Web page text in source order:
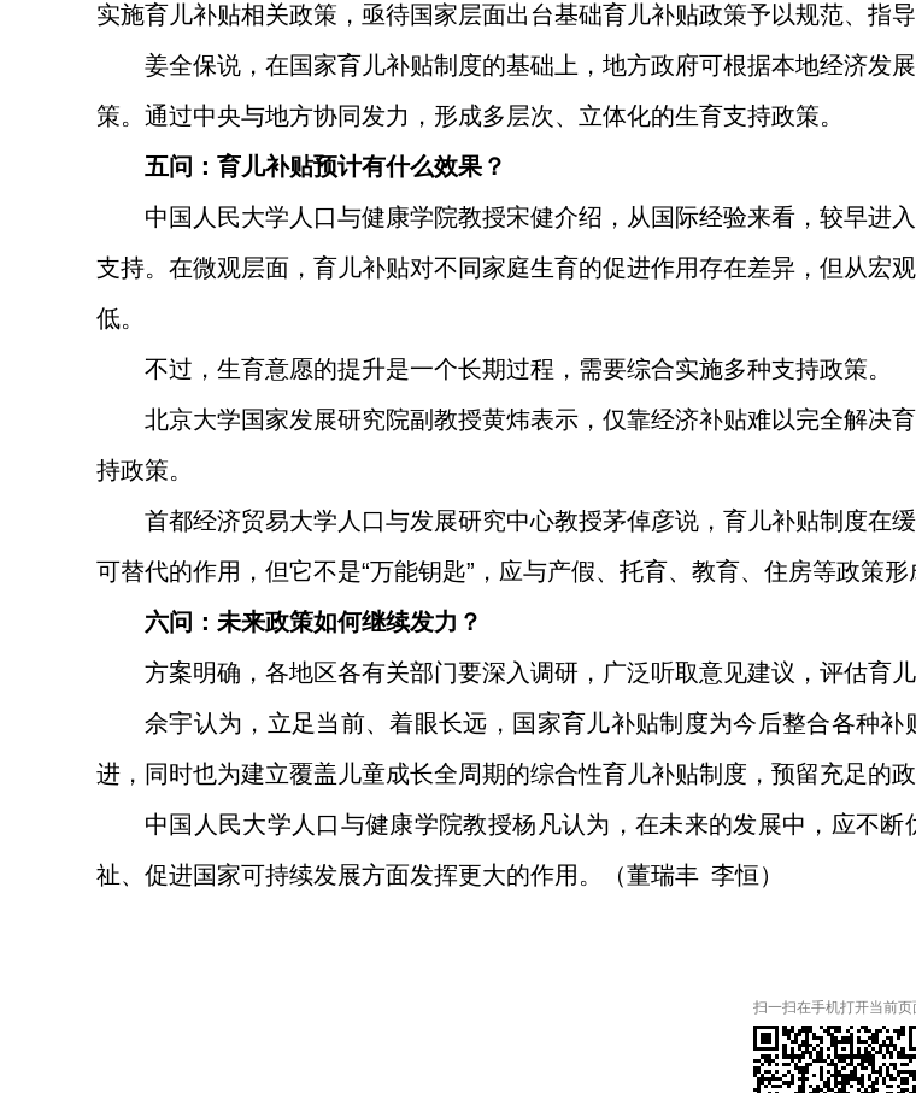
实施育儿补贴相关政策，亟待国家层面出台基础育儿补贴政策予以规范、指导
姜全保说，在国家育儿补贴制度的基础上，地方政府可根据本地经济发
策。通过中央与地方协同发力，形成多层次、立体化的生育支持政策。
五问：育儿补贴预计有什么效果？
中国人民大学人口与健康学院教授宋健介绍，从国际经验来看，较早进
支持。在微观层面，育儿补贴对不同家庭生育的促进作用存在差异，但从宏
低。
不过，生育意愿的提升是一个长期过程，需要综合实施多种支持政策。
北京大学国家发展研究院副教授黄炜表示，仅靠经济补贴难以完全解决
持政策。
首都经济贸易大学人口与发展研究中心教授茅倬彦说，育儿补贴制度在
可替代的作用，但它不是“万能钥匙”，应与产假、托育、教育、住房等政策形
六问：未来政策如何继续发力？
方案明确，各地区各有关部门要深入调研，广泛听取意见建议，评估育
佘宇认为，立足当前、着眼长远，国家育儿补贴制度为今后整合各种
进，同时也为建立覆盖儿童成长全周期的综合性育儿补贴制度，预留充足的政
中国人民大学人口与健康学院教授杨凡认为，在未来的发展中，应不
祉、促进国家可持续发展方面发挥更大的作用。（董瑞丰 李恒）
扫一扫在手机打开当前页